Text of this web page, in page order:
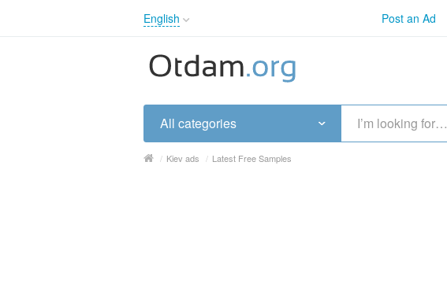
English
English
Русский
Українська
Post an Ad
All categories
/ Kiev ads / Latest Free Samples